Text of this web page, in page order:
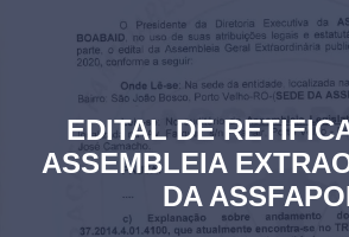
EDITAL DE
ASSEMBLEIA
DA